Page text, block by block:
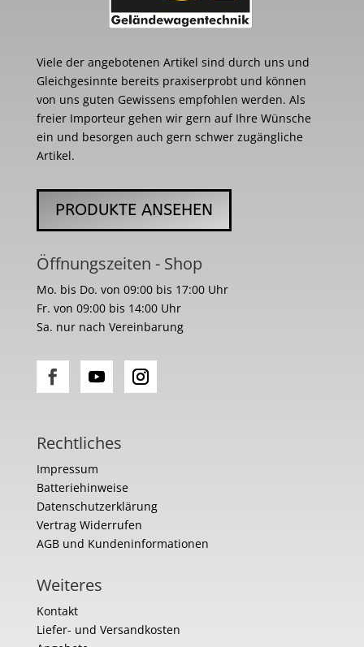
Viele der angebotenen Artikel sind durch uns und
Gleichgesinnte bereits praxiserprobt und können
von uns guten Gewissens empfohlen werden. Als
freier Importeur gehen wir gern auf Ihre Wünsche
ein und besorgen auch gern schwer zugängliche
Artikel.
PRODUKTE ANSEHEN
Öffnungszeiten - Shop
Mo. bis Do. von 09:00 bis 17:00 Uhr
Fr. von 09:00 bis 14:00 Uhr
Sa. nur nach Vereinbarung
Rechtliches
Impressum
Batteriehinweise
Datenschutzerklärung
Vertrag Widerrufen
AGB und Kundeninformationen
Weiteres
Kontakt
Liefer- und Versandkosten